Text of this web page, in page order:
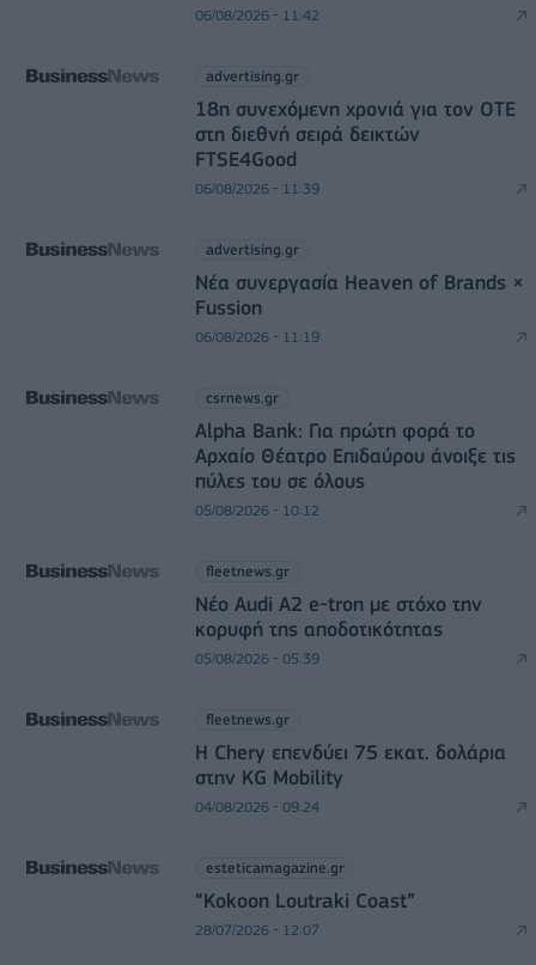
06/08/2026 - 11:42
advertising.gr
18η συνεχόμενη χρονιά για τον ΟΤΕ
στη διεθνή σειρά δεικτών
FTSE4Good
06/08/2026 - 11:39
advertising.gr
Νέα συνεργασία Heaven of Brands ×
Fussion
06/08/2026 - 11:19
csrnews.gr
Alpha Bank: Για πρώτη φορά το
Αρχαίο Θέατρο Επιδαύρου άνοιξε τις
πύλες του σε όλους
05/08/2026 - 10:12
fleetnews.gr
Νέο Audi A2 e-tron με στόχο την
κορυφή της αποδοτικότητας
05/08/2026 - 05:39
fleetnews.gr
Η Chery επενδύει 75 εκατ. δολάρια
στην KG Mobility
04/08/2026 - 09:24
esteticamagazine.gr
“Kokoon Loutraki Coast”
28/07/2026 - 12:07